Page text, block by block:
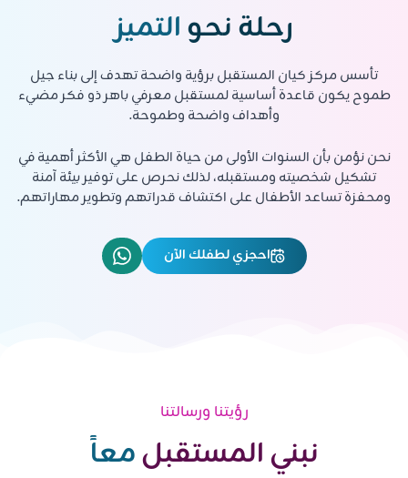
رحلة نحوالتميز
تأسس مركز كيان المستقبل برؤية واضحة تهدف إلى بناء جيل
طموح يكون قاعدة أساسية لمستقبل معرفي باهر ذو فكر مضيء
وأهداف واضحة وطموحة.
نحن نؤمن بأن السنوات الأولى من حياة الطفل هي الأكثر أهمية في
تشكيل شخصيته ومستقبله، لذلك نحرص على توفير بيئة آمنة
ومحفزة تساعد الأطفال على اكتشاف قدراتهم وتطوير مهاراتهم.
احجزي لطفلك الآن
رؤيتنا ورسالتنا
نبني المستقبلمعاً